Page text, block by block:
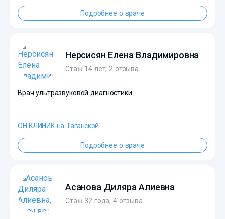
?>
Подробнее о враче
?>
Нерсисян Елена Владимировна
Стаж 14 лет, 2 отзыва
Врач ультразвуковой диагностики
ОН КЛИНИК на Таганской
Подробнее о враче
Асанова Диляра Алиевна
Стаж 32 года,4 отзыва